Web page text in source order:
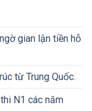
gian lận tiền hỗ
từ Trung Quốc.
N1 các năm